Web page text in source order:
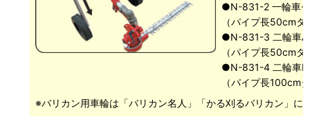
●N-831-2 一輪車
（パイプ長50cmタ
●N-831-3 二輪車A
（パイプ長50cmタ
●N-831-4 二輪車B
（パイプ長100cm
※バリカン用車輪は「バリカン名人」「かる刈るバリカン」に